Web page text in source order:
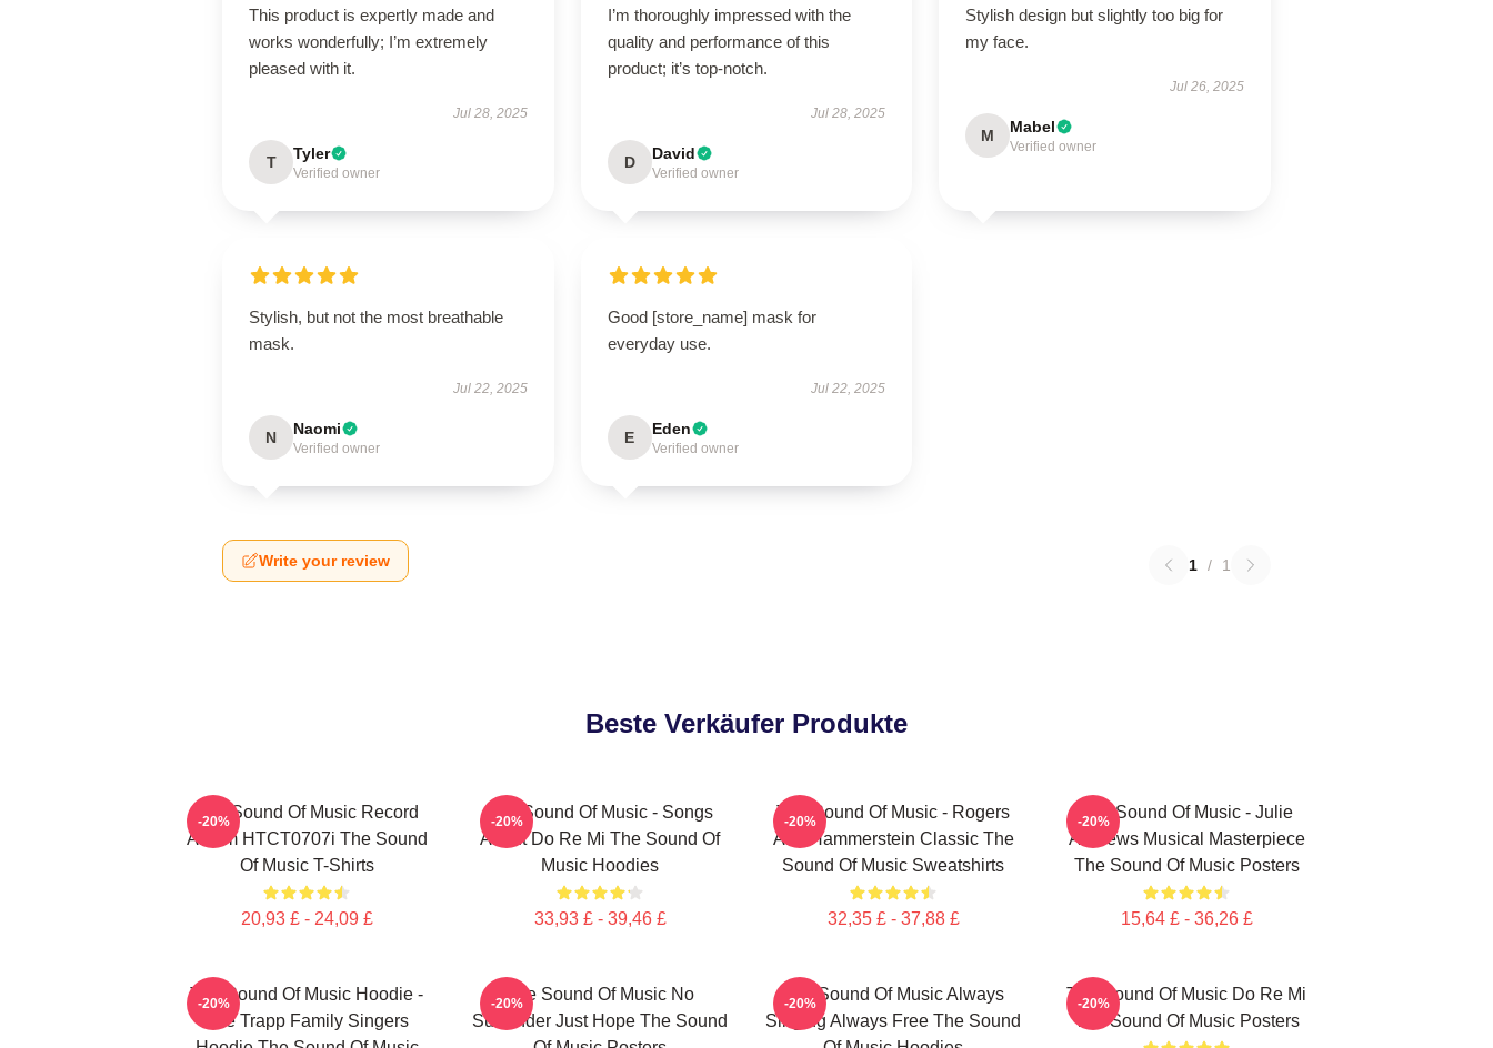
This product is expertly made and
works wonderfully; I’m extremely
pleased with it.
Jul 28, 2025
T Tyler
Verified owner
I’m thoroughly impressed with the
quality and performance of this
product; it’s top-notch.
Jul 28, 2025
D David
Verified owner
Stylish design but slightly too big for
my face.
Jul 26, 2025
M Mabel
Verified owner
Stylish, but not the most breathable
mask.
Jul 22, 2025
N Naomi
Verified owner
Good [store_name] mask for
everyday use.
Jul 22, 2025
E Eden
Verified owner
Write your review 1 / 1
Beste Verkäufer Produkte
The Sound Of Music Record
Album HTCT0707i The Sound
Of Music T-Shirts
20,93 £ - 24,09 £
-20%
The Sound Of Music - Songs
About Do Re Mi The Sound Of
Music Hoodies
33,93 £ - 39,46 £
-20%
The Sound Of Music - Rogers
And Hammerstein Classic The
Sound Of Music Sweatshirts
32,35 £ - 37,88 £
-20%
The Sound Of Music - Julie
Andrews Musical Masterpiece
The Sound Of Music Posters
15,64 £ - 36,26 £
-20%
The Sound Of Music Hoodie -
The Trapp Family Singers
-20%
The Sound Of Music No
Surrender Just Hope The Sound
-20%
The Sound Of Music Always
Singing Always Free The Sound
-20%
The Sound Of Music Do Re Mi
The Sound Of Music Posters
-20%